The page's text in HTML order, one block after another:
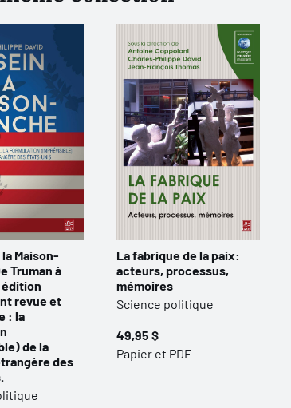
Maison-
Truman à
édition
revue et
: la
de la
des
La fabrique de la paix:
acteurs, processus,
mémoires
Science politique
49,95 $
Papier et PDF